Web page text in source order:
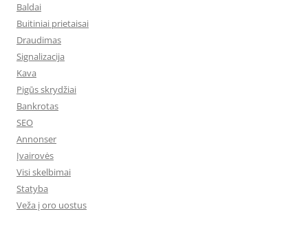
Baldai
Buitiniai prietaisai
Draudimas
Signalizacija
Kava
Pigūs skrydžiai
Bankrotas
SEO
Annonser
Įvairovės
Visi skelbimai
Statyba
Veža į oro uostus